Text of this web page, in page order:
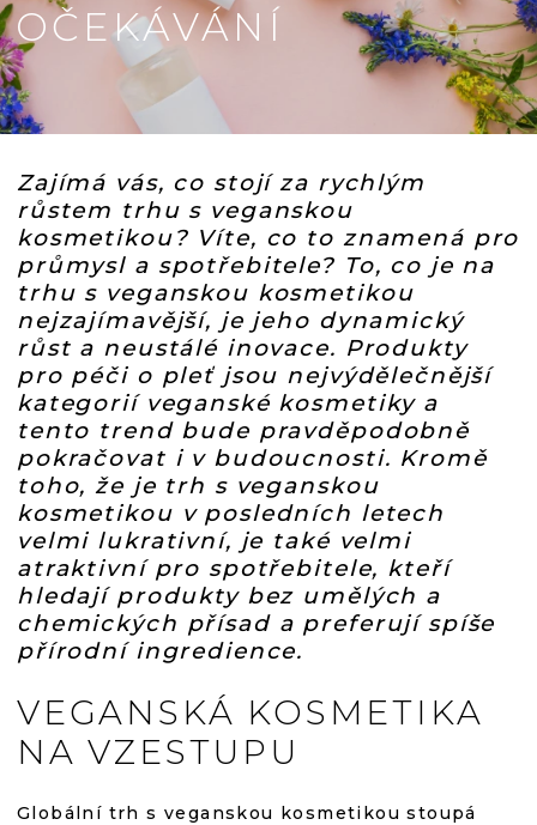
OČEKÁVÁNÍ
Zajímá vás, co stojí za rychlým
růstem trhu s veganskou
kosmetikou? Víte, co to znamená pro
průmysl a spotřebitele? To, co je na
trhu s veganskou kosmetikou
nejzajímavější, je jeho dynamický
růst a neustálé inovace. Produkty
pro péči o pleť jsou nejvýdělečnější
kategorií veganské kosmetiky a
tento trend bude pravděpodobně
pokračovat i v budoucnosti. Kromě
toho, že je trh s veganskou
kosmetikou v posledních letech
velmi lukrativní, je také velmi
atraktivní pro spotřebitele, kteří
hledají produkty bez umělých a
chemických přísad a preferují spíše
přírodní ingredience.
VEGANSKÁ KOSMETIKA
NA VZESTUPU
Globální trh s veganskou kosmetikou stoupá